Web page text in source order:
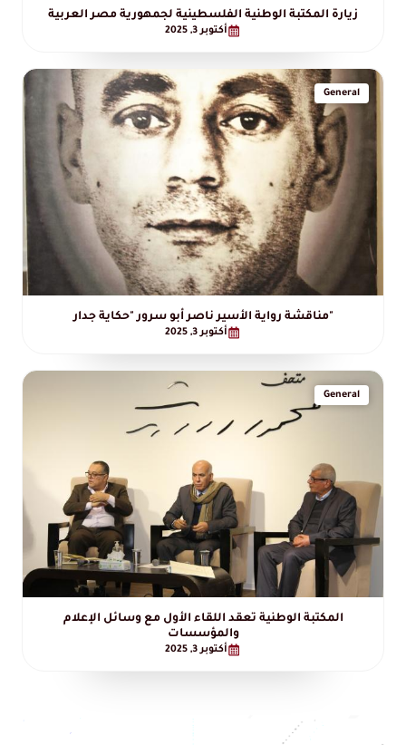
زيارة المكتبة الوطنية الفلسطينية لجمهورية مصر العربية
أكتوبر 3, 2025
General
مناقشة رواية الأسير ناصر أبو سرور "حكاية جدار"
أكتوبر 3, 2025
General
المكتبة الوطنية تعقد اللقاء الأول مع وسائل الإعلام
والمؤسسات
أكتوبر 3, 2025